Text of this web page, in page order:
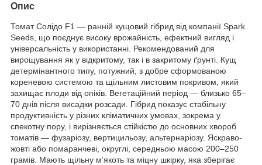
Опис
Томат Солідо F1 — ранній кущовий гібрид від компанії Spark
Seeds, що поєднує високу врожайність, ефектний вигляд і
універсальність у використанні. Рекомендований для
вирощування як у відкритому, так і в закритому ґрунті. Кущ
детермінантного типу, потужний, з добре сформованою
кореневою системою та щільним листовим покривом, який
захищає плоди від опіків. Вегетаційний період — близько 65–
70 днів після висадки розсади. Гібрид показує стабільну
продуктивність у різних кліматичних умовах, зокрема у
спекотну пору, і вирізняється стійкістю до основних хвороб
томатів — фузаріозу, вертицильозу, альтернаріозу. Яскраво-
жовті або помаранчеві, округлі, середньою масою 200–250
грамів. Мають щільну м’якоть та міцну шкірку, яка зберігає